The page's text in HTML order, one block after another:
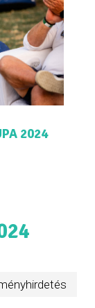
2024